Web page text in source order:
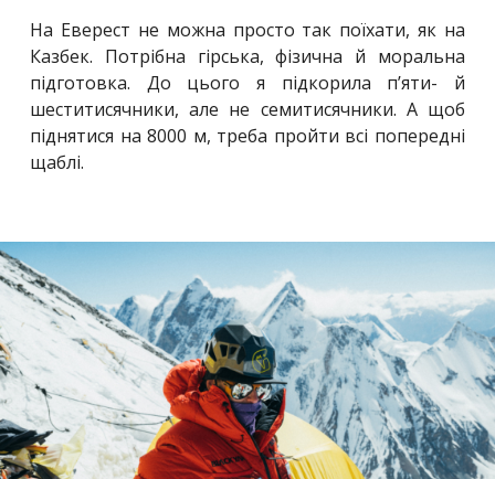
На Еверест не можна просто так поїхати, як на
Казбек. Потрібна гірська, фізична й моральна
підготовка. До цього я підкорила п’яти- й
шеститисячники, але не семитисячники. А щоб
піднятися на 8000 м, треба пройти всі попередні
щаблі.